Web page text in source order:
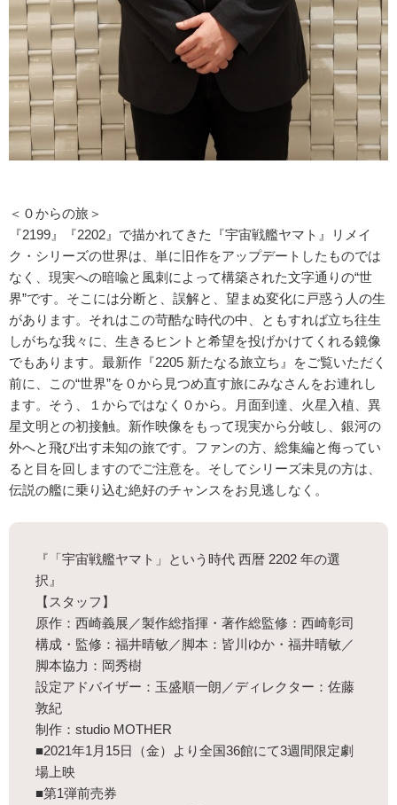
＜０からの旅＞
『2199』『2202』で描かれてきた『宇宙戦艦ヤマト』リメイ
ク・シリーズの世界は、単に旧作をアップデートしたものでは
なく、現実への暗喩と風刺によって構築された文字通りの“世
界”です。そこには分断と、誤解と、望まぬ変化に戸惑う人の生
があります。それはこの苛酷な時代の中、ともすれば立ち往生
しがちな我々に、生きるヒントと希望を投げかけてくれる鏡像
でもあります。最新作『2205 新たなる旅立ち』をご覧いただく
前に、この“世界”を０から見つめ直す旅にみなさんをお連れし
ます。そう、１からではなく０から。月面到達、火星入植、異
星文明との初接触。新作映像をもって現実から分岐し、銀河の
外へと飛び出す未知の旅です。ファンの方、総集編と侮ってい
ると目を回しますのでご注意を。そしてシリーズ未見の方は、
伝説の艦に乗り込む絶好のチャンスをお見逃しなく。
『「宇宙戦艦ヤマト」という時代 西暦 2202 年の選
択』
【スタッフ】
原作：西崎義展／製作総指揮・著作総監修：西崎彰司
構成・監修：福井晴敏／脚本：皆川ゆか・福井晴敏／
脚本協力：岡秀樹
設定アドバイザー：玉盛順一朗／ディレクター：佐藤
敦紀
制作：studio MOTHER
■2021年1月15日（金）より全国36館にて3週間限定劇
場上映
■第1弾前売券